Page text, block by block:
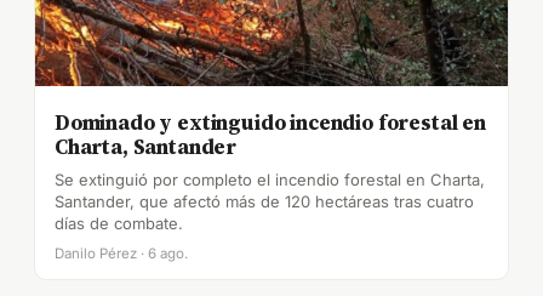
Dominado y extinguido incendio forestal en
Charta, Santander
Se extinguió por completo el incendio forestal en Charta,
Santander, que afectó más de 120 hectáreas tras cuatro
días de combate.
Danilo Pérez · 6 ago.